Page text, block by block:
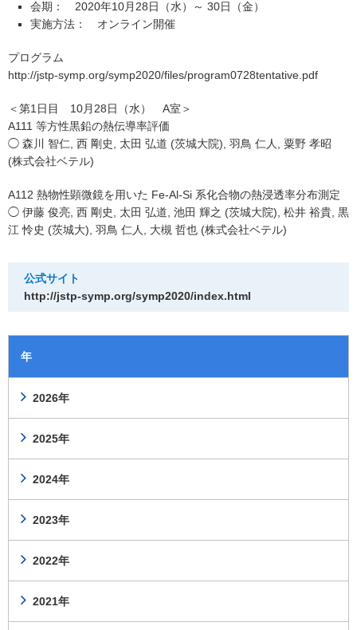
会期： 2020年10月28日（水）～ 30日（金）
実施方法： オンライン開催
プログラム
http://jstp-symp.org/symp2020/files/program0728tentative.pdf
＜第1日目 10月28日（水） A室＞
A111 等方性黒鉛の熱伝導率評価
◯ 森川 智仁, 西 剛史, 太田 弘道 (茨城大院), 羽鳥 仁人, 粟野 孝昭
(株式会社ベテル)
A112 熱物性顕微鏡を用いた Fe-Al-Si 系化合物の熱浸透率分布測定
◯ 伊藤 俊亮, 西 剛史, 太田 弘道, 池田 輝之 (茨城大院), 松井 裕貴, 黒
江 怜史 (茨城大), 羽鳥 仁人, 大槻 哲也 (株式会社ベテル)
公式サイト
http://jstp-symp.org/symp2020/index.html
年
2026年
2025年
2024年
2023年
2022年
2021年